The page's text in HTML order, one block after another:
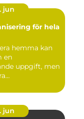
jun
för hela
hemma kan
en
uppgift, men
jun